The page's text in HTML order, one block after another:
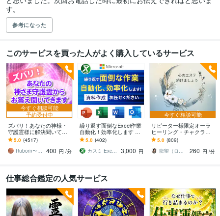
す。
参考になった
このサービスを買った人がよく購入しているサービス
今すぐ相談可能
予約受付中
ズバリ！あなたの神様・
守護霊様に解決聞いてき
ます 透視歴31年！生まれ
ながらの霊視をご活用く
ださい
5.0 (4517)
Ruborn〜ルボーン
400 円 /分
繰り返す面倒なExcel作業
自動化！効率化します ★
Excelに関する事は何でも
お気軽にご相談くださ
い！！
5.0 (402)
カスミ Excel VBA 講師
3,000 円
今すぐ相談可能
リピーター様限定オーラ
ヒーリング・チャクラ整
えます 【あなたのオーラ
輝いてますか】輝かせ、
波動上げ、浄化し開運！
5.0 (809)
龍望（ロム）松仲
260 円 /分
仕事総合鑑定の人気サービス